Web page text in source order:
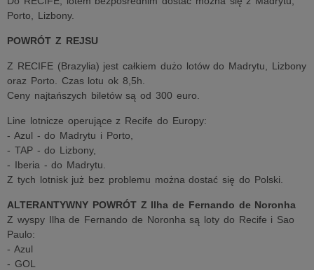
Porto, Lizbony.
POWRÓT Z REJSU
Z RECIFE (Brazylia) jest całkiem dużo lotów do Madrytu, Lizbony
oraz Porto. Czas lotu ok 8,5h.
Ceny najtańszych biletów są od 300 euro.
Line lotnicze operujące z Recife do Europy:
- Azul - do Madrytu i Porto,
- TAP - do Lizbony,
- Iberia - do Madrytu.
Z tych lotnisk już bez problemu można dostać się do Polski.
ALTERANTYWNY POWRÓT Z Ilha de Fernando de Noronha
Z wyspy Ilha de Fernando de Noronha są loty do Recife i Sao
Paulo:
- Azul
- GOL